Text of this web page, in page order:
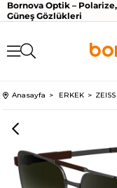
Bornova Optik –
Güneş Gözlükleri
Anasayfa ERKEK